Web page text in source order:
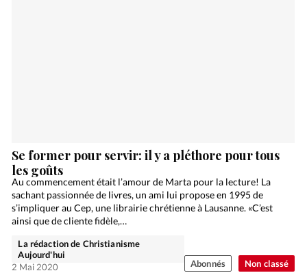
Non classé
Se former pour servir: il y a pléthore pour tous
les goûts
Au commencement était l’amour de Marta pour la lecture! La
sachant passionnée de livres, un ami lui propose en 1995 de
s’impliquer au Cep, une librairie chrétienne à Lausanne. «C’est
ainsi que de cliente fidèle,…
La rédaction de Christianisme
Aujourd'hui
2 Mai 2020
Abonnés